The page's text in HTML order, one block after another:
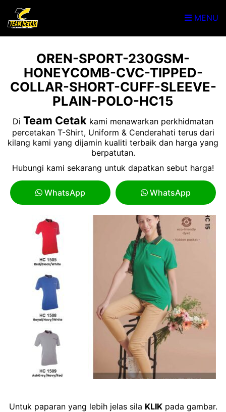
MENU
OREN-SPORT-230GSM-
HONEYCOMB-CVC-TIPPED-
COLLAR-SHORT-CUFF-SLEEVE-
PLAIN-POLO-HC15
Di Team Cetak kami menawarkan perkhidmatan
percetakan T-Shirt, Uniform & Cenderahati terus dari
kilang kami yang dijamin kualiti terbaik dan harga yang
berpatutan.
Hubungi kami sekarang untuk dapatkan sebut harga!
WhatsApp WhatsApp
Untuk paparan yang lebih jelas sila KLIKpada gambar.